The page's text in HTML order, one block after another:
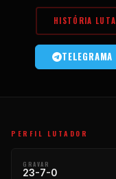
HISTÓRIA LUTA
TELEGRAMA
PERFIL LUTADOR
GRAVAR
23-7-0